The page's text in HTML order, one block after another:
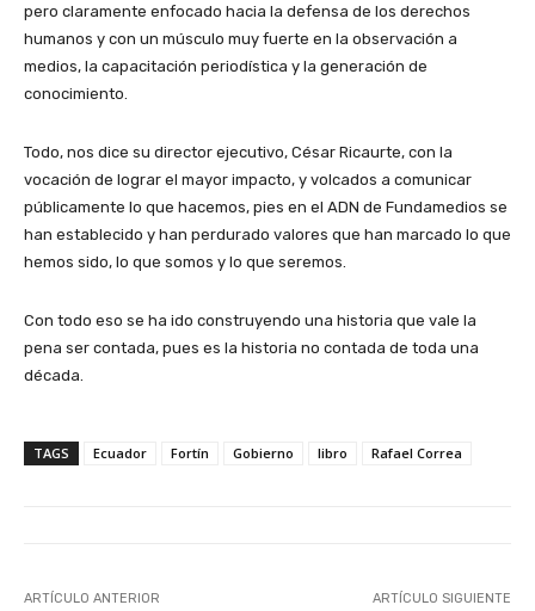
pero claramente enfocado hacia la defensa de los derechos
humanos y con un músculo muy fuerte en la observación a
medios, la capacitación periodística y la generación de
conocimiento.
Todo, nos dice su director ejecutivo, César Ricaurte, con la
vocación de lograr el mayor impacto, y volcados a comunicar
públicamente lo que hacemos, pies en el ADN de Fundamedios se
han establecido y han perdurado valores que han marcado lo que
hemos sido, lo que somos y lo que seremos.
Con todo eso se ha ido construyendo una historia que vale la
pena ser contada, pues es la historia no contada de toda una
década.
TAGS Ecuador Fortín Gobierno libro Rafael Correa
ARTÍCULO ANTERIOR ARTÍCULO SIGUIENTE